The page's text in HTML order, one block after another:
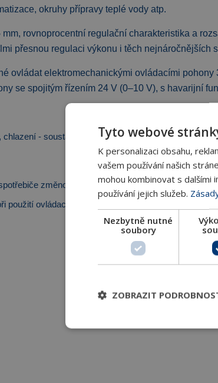
okruhy přípravy teplé vody atp.
mm, rovnoprocentní regulační charakteristika a
přesnou regulaci výkonu i těch nejnáročnějších
ovládat elektromechanickými ovládacími pohony
se spojitým řízením 24 V (0–10 V), s havarijní
chlazení - soustavy s proměnným průtokem
změnou průtoku
použití ovládacích pohonů s HF funkcí)
Tyto webové
K personalizaci obsahu,
vašem používání našich
mohou kombinovat s dalšími
používání jejich služeb.
Nezbytně nutné
soubory
ZOBRAZIT